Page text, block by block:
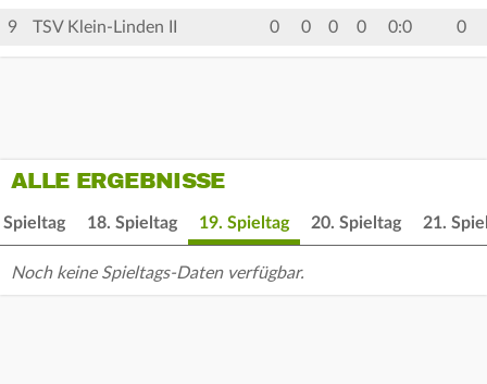
9 TSV Klein-Linden II 0 0 0 0 0:0 0
ALLE ERGEBNISSE
Spieltag 18. Spieltag 19. Spieltag 20. Spieltag 21.
Noch keine Spieltags-Daten verfügbar.